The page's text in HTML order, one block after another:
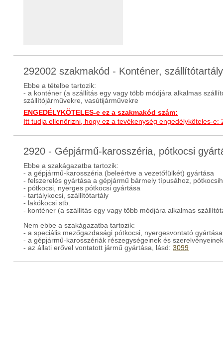
292002 szakmakód - Konténer,
Ebbe a tételbe tartozik:
- a konténer (a szállítás egy vagy több módjára alkalmas
szállítójárművekre, vasútijárművekre
ENGEDÉLYKÖTELES-e ez a szakmakód szám:
Itt tudja ellenőrizni, hogy ez a tevékenység engedélyköteles-e:
2920 - Gépjármű-karosszéria, pótkocsi
Ebbe a szakágazatba tartozik:
- a gépjármű-karosszéria (beleértve a vezetőfülkét) gyártása
- felszerelés gyártása a gépjármű bármely típusához,
- pótkocsi, nyerges pótkocsi gyártása
- tartálykocsi, szállítótartály
- lakókocsi stb.
- konténer (a szállítás egy vagy több módjára alkalmas
Nem ebbe a szakágazatba tartozik:
- a speciális mezőgazdasági pótkocsi, nyergesvontató
- a gépjármű-karosszériák részegységeinek és
- az állati erővel vontatott jármű gyártása, lásd:3099